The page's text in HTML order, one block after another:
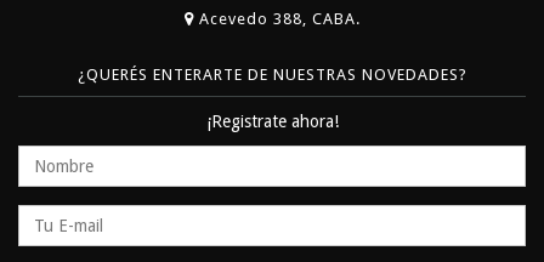
Acevedo 388, CABA.
¿QUERÉS ENTERARTE DE NUESTRAS NOVEDADES?
¡Registrate ahora!